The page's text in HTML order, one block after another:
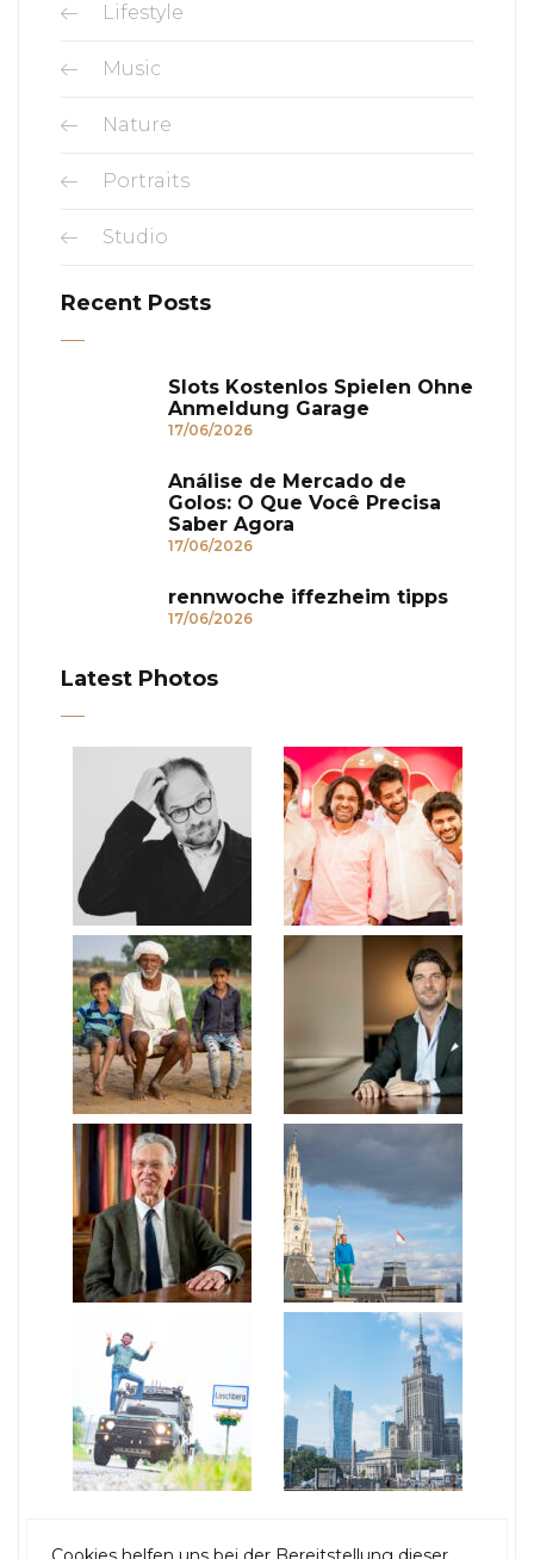
Lifestyle
Music
Nature
Portraits
Studio
Recent Posts
Slots Kostenlos Spielen Ohne
Anmeldung Garage
17/06/2026
Análise de Mercado de
Golos: O Que Você Precisa
Saber Agora
17/06/2026
rennwoche iffezheim tipps
17/06/2026
Latest Photos